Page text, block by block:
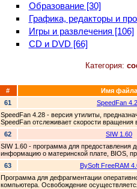
Образование [30]
Графика, редакторы и
Игры и развлечения [106]
CD и DVD [66]
Категория:
#
Имя файла
61
SpeedFan
SpeedFan 4.28 - версия утилиты,
SpeedFan отслеживает скорости вращения
62
SIW 1.60
SIW 1.60 - программа для предоставления
информацию о материнской плате, BIOS,
63
BySoft FreeRAM
Программа для дефрагментации
компьютера. Освобождение